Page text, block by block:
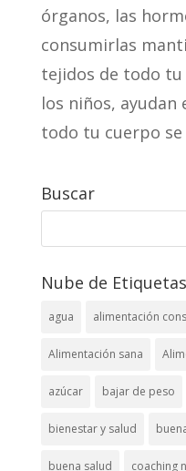
órganos, las
consumirlas
tejidos de todo tu
los niños, ayudan
todo tu cuerpo se
Buscar
Nube de Etiquetas
agua alimentación
Alimentación sana
azúcar bajar de peso
bienestar y salud
buena salud coaching